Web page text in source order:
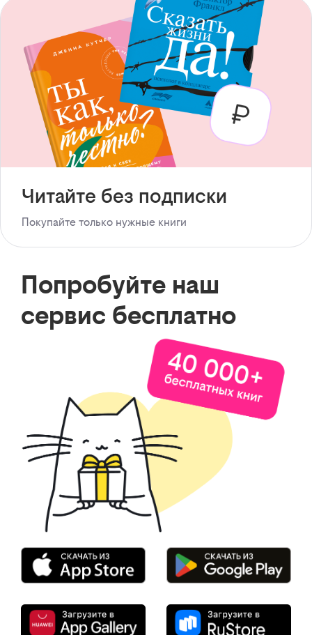
Читайте без подписки
Покупайте только нужные книги
Попробуйте наш
сервис бесплатно